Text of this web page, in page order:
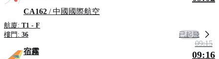
CA162 / 中國國際航空
航廈: T1 - F
樓門: 36 已起飛
宿霧
09:15
09:16